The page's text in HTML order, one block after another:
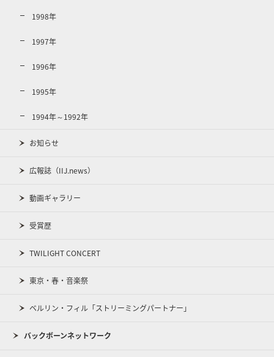
1998年
1997年
1996年
1995年
1994年～1992年
お知らせ
広報誌（IIJ.news）
動画ギャラリー
受賞歴
TWILIGHT CONCERT
東京・春・音楽祭
ベルリン・フィル「ストリーミングパートナー」
バックボーンネットワーク